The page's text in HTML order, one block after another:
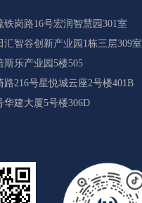
岗路16号宏润智慧园301室
智谷创新产业园1栋三层309室
乐产业园5楼505
216号星悦城云座2号楼401B
建大厦5号楼306D